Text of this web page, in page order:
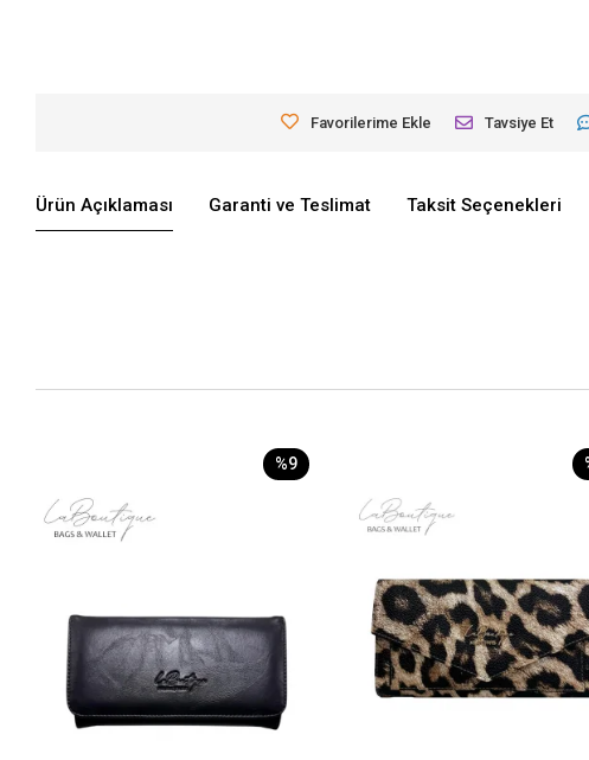
Favorilerime Ekle Tavsiye Et
Ürün Açıklaması Garanti ve Teslimat Taksit Seçenekleri
%9